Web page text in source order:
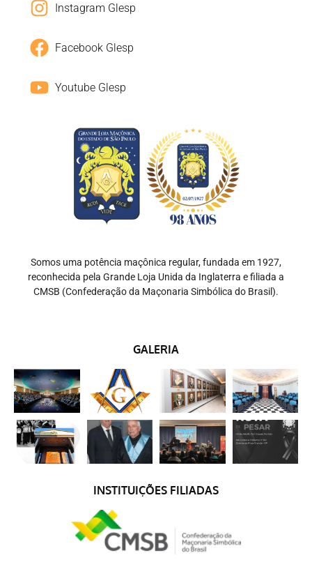
Instagram Glesp
Facebook Glesp
Youtube Glesp
Somos uma potência maçônica regular, fundada em 1927,
reconhecida pela Grande Loja Unida da Inglaterra e filiada a
CMSB (Confederação da Maçonaria Simbólica do Brasil).
GALERIA
INSTITUIÇÕES FILIADAS